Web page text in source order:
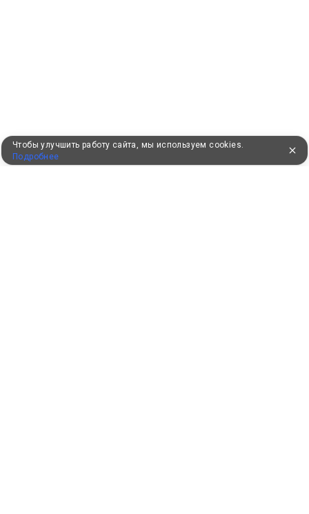
Чтобы улучшить работу сайта, мы используем cookies.
Подробнее